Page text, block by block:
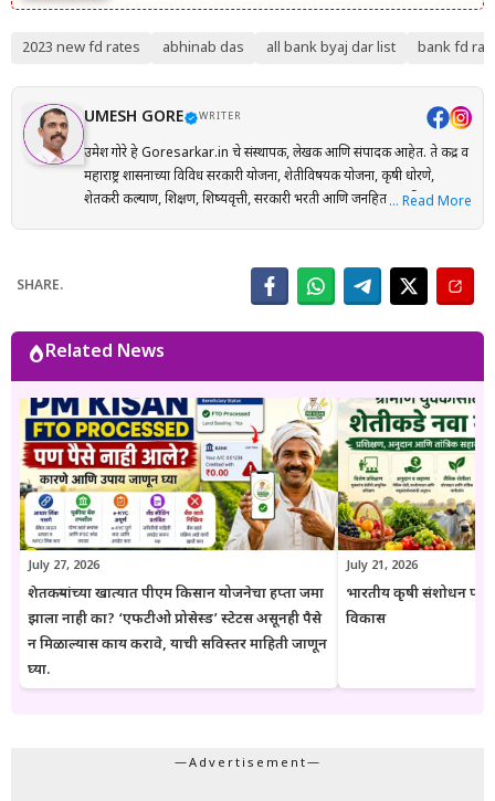
2023 new fd rates abhinab das all bank byaj dar list bank fd
UMESH GORE WRITER
उमेश गोरे हे Goresarkar.in चे संस्थापक, लेखक आणि संपादक आहेत. ते केंद्र व
महाराष्ट्र शासनाच्या विविध सरकारी योजना, शेतीविषयक योजना, कृषी धोरणे,
शेतकरी कल्याण, शिक्षण, शिष्यवृत्ती, सरकारी भरती आणि जनहिताच्या विषयांवर
आणि संबंधित अधिकृत स्रोतांचा संदर्भ घेऊन माहितीची पडताळणी केली जाते.
वाचकांना अर्ज प्रक्रिया, पात्रता, आवश्यक कागदपत्रे, लाभ, अंतिम मुदत आणि
युवक आणि सर्वसामान्य नागरिकांपर्यंत विश्वासार्ह, अद्ययावत आणि उपयुक्त माहिती
पोहोचवणे हा आहे. प्रकाशित माहिती वेळोवेळी अद्ययावत ठेवण्याचा प्रयत्न केला
जातो. अधिकृत निर्णयामध्ये बदल झाल्यास संबंधित लेख देखील अद्ययावत करण्यात
येतात. या संकेतस्थळावरील माहिती ही केवळ जनजागृती आणि मार्गदर्शनाच्या
उद्देशाने प्रकाशित केली जाते. कोणत्याही सरकारी योजनेसाठी अर्ज करण्यापूर्वी
संबंधित विभागाच्या अधिकृत संकेतस्थळावरील माहिती, नियम आणि अटींची
पडताळणी करण्याचा सल्ला दिला जातो.
… Read More
SHARE.
Related News
July 27, 2026
शेतकऱ्यांच्या खात्यात पीएम किसान योजनेचा हप्ता जमा
झाला नाही का? ‘एफटीओ प्रोसेस्ड’ स्टेटस असूनही पैसे
न मिळाल्यास काय करावे, याची सविस्तर माहिती जाणून
घ्या.
July 21, 2026
भारतीय कृषी संशोधन
विकास
—Advertisement—